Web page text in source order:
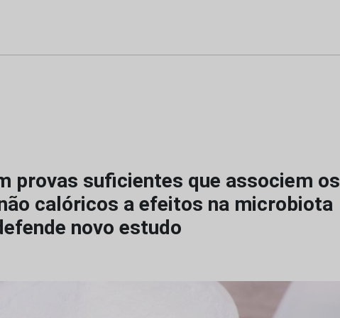
provas suficientes que associem os
calóricos a efeitos na microbiota
novo estudo